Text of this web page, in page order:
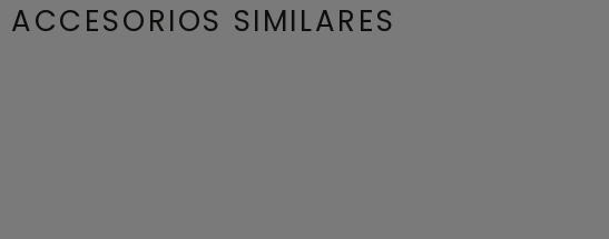
ACCESORIOS SIMILARES